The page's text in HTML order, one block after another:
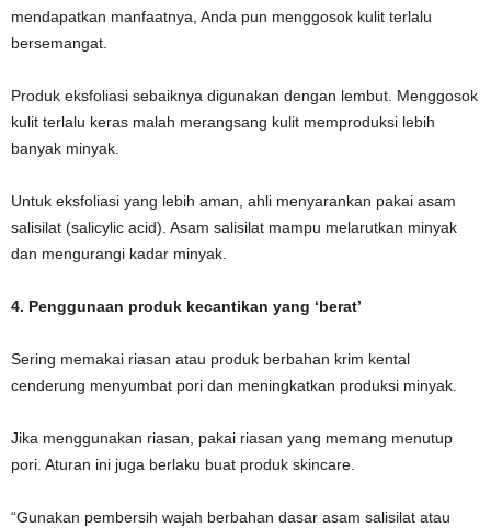
mendapatkan manfaatnya, Anda pun menggosok kulit terlalu
bersemangat.
Produk eksfoliasi sebaiknya digunakan dengan lembut. Menggosok
kulit terlalu keras malah merangsang kulit memproduksi lebih
banyak minyak.
Untuk eksfoliasi yang lebih aman, ahli menyarankan pakai asam
salisilat (salicylic acid). Asam salisilat mampu melarutkan minyak
dan mengurangi kadar minyak.
4. Penggunaan produk kecantikan yang ‘berat’
Sering memakai riasan atau produk berbahan krim kental
cenderung menyumbat pori dan meningkatkan produksi minyak.
Jika menggunakan riasan, pakai riasan yang memang menutup
pori. Aturan ini juga berlaku buat produk skincare.
“Gunakan pembersih wajah berbahan dasar asam salisilat atau